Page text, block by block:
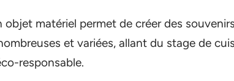
objet matériel permet de créer des souvenirs
et variées, allant du stage de
responsable.